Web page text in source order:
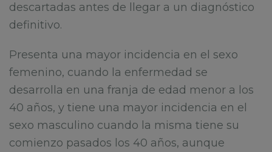
descartadas antes de llegar a un diagnóstico
definitivo.
Presenta una mayor incidencia en el sexo
femenino, cuando la enfermedad se
desarrolla en una franja de edad menor a los
40 años, y tiene una mayor incidencia en el
sexo masculino cuando la misma tiene su
comienzo pasados los 40 años, aunque